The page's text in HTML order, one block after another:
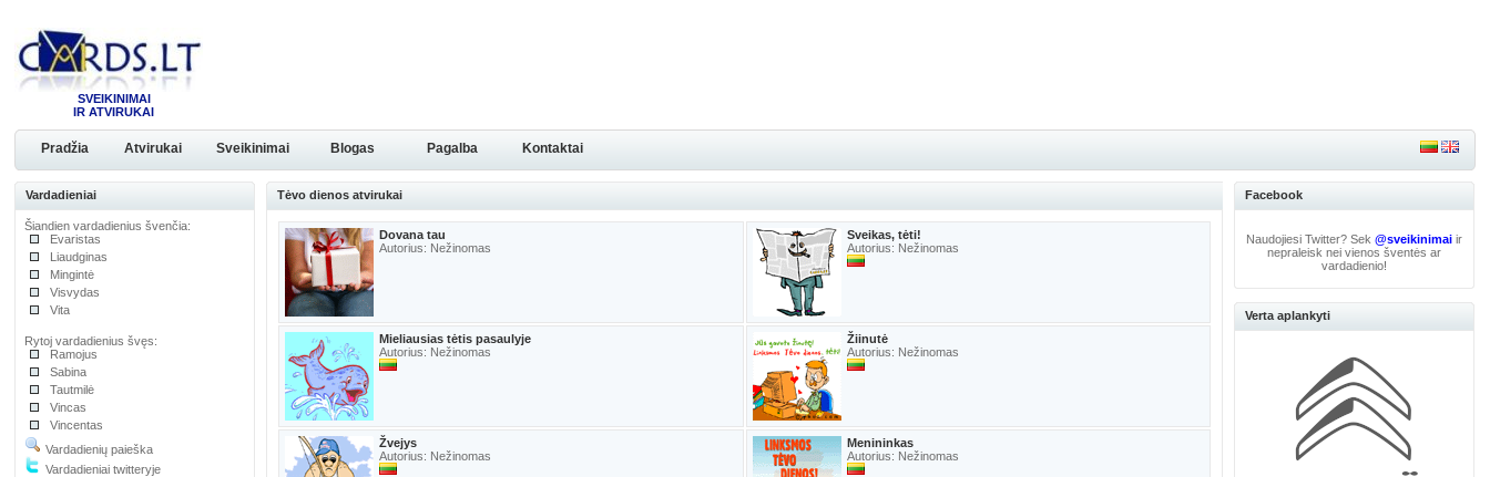
SVEIKINIMAI
IR ATVIRUKAI
Pradžia Atvirukai Sveikinimai Blogas Pagalba Kontaktai
Vardadieniai
Šiandien vardadienius švenčia:
Evaristas
Liaudginas
Mingintė
Visvydas
Vita
Rytoj vardadienius švęs:
Ramojus
Sabina
Tautmilė
Vincas
Vincentas
Vardadienių paieška
Vardadieniai twitteryje
Tėvo dienos atvirukai
Dovana tau
Autorius: Nežinomas
Sveikas, tėti!
Autorius: Nežinomas
Mieliausias tėtis pasaulyje
Autorius: Nežinomas
Žiinutė
Autorius: Nežinomas
Žvejys
Autorius: Nežinomas
Menininkas
Autorius: Nežinomas
Facebook
Naudojiesi Twitter? Sek@sveikinimai ir
nepraleisk nei vienos šventės ar
vardadienio!
Verta aplankyti